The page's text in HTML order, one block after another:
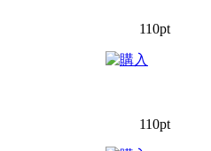
110pt
110pt